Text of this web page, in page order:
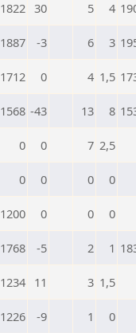
1822 30 5 4
1887 -3 6 3
1712 0 4 1,5
1568 -43 13 8
0 0 7 2,5
0 0 0 0
1200 0 0 0
1768 -5 2 1
1234 11 3 1,5
1226 -9 1 0